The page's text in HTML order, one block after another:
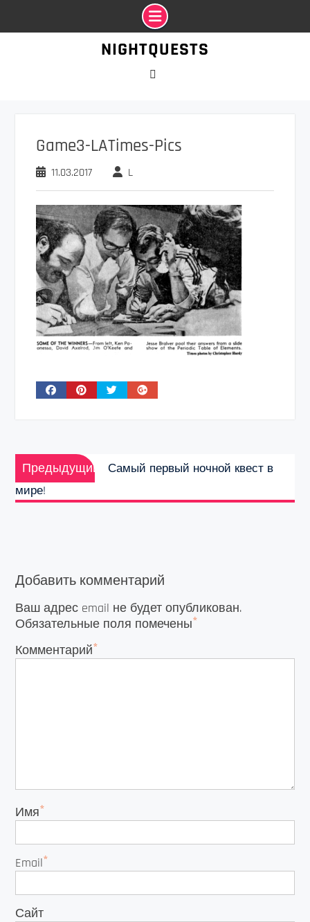
NIGHTQUESTS
Game3-LATimes-Pics
11.03.2017 L
Навигация
по
записям
Предыдущий
Предыдущая
запись:
Самый первый ночной квест в
мире!
Добавить комментарий
Ваш адрес email не будет опубликован.
Обязательные поля помечены*
Комментарий*
Имя*
Email*
Сайт